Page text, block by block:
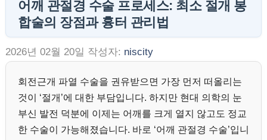
어깨 관절경 수술 프로세스: 최소 절개 봉
합술의 장점과 흉터 관리법
2026년 02월 20일 작성자: niscity
회전근개 파열 수술을 권유받으면 가장 먼저 떠올리는
것이 ‘절개’에 대한 부담입니다. 하지만 현대 의학의 눈
부신 발전 덕분에 이제는 어깨를 크게 열지 않고도 정교
한 수술이 가능해졌습니다. 바로 ‘어깨 관절경 수술’입니